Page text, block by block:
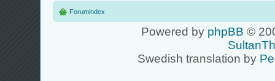
Forumindex
Powered by phpBB ©
Swedish translation by